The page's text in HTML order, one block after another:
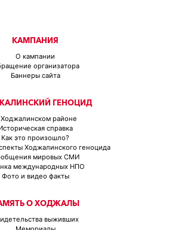
КАМПАНИЯ
О кампании
организатора
Баннеры сайта
ГЕНОЦИД
районе
справка
Как это произошло?
Ходжалинского геноцида
мировых СМИ
международных НПО
Фото и видео факты
О ХОДЖАЛЫ
выживших